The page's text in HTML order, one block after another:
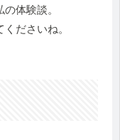
体験談。
ださいね。